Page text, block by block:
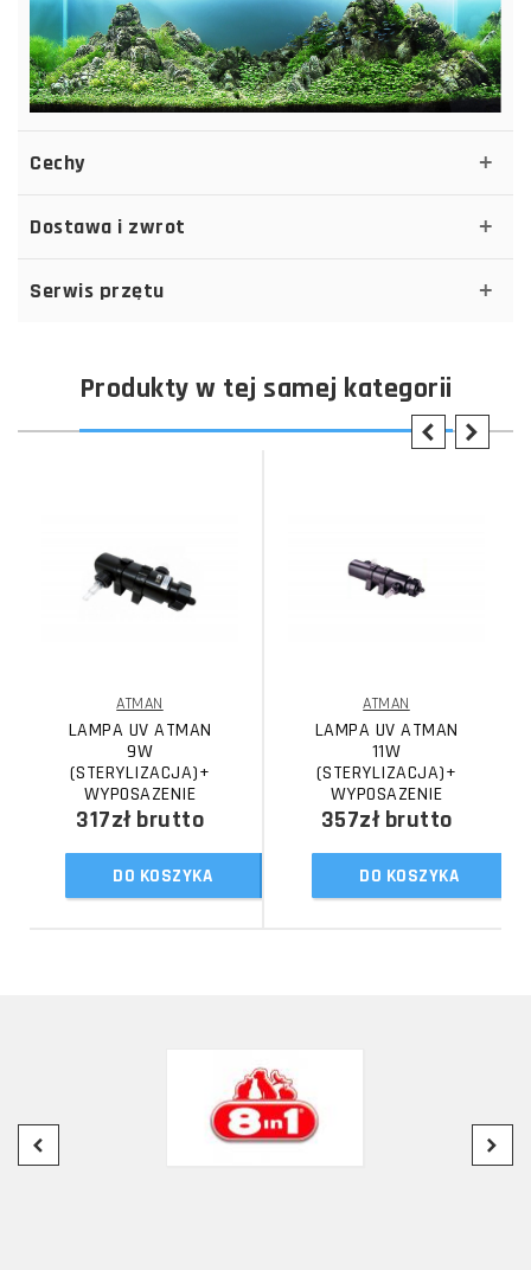
Cechy
Dostawa i zwrot
Serwis przętu
Produkty w tej samej kategorii
ATMAN
LAMPA UV ATMAN
9W
(STERYLIZACJA)+
WYPOSAZENIE
317złbrutto
DO KOSZYKA
ATMAN
LAMPA UV ATMAN
11W
(STERYLIZACJA)+
WYPOSAZENIE
357złbrutto
DO KOSZYKA